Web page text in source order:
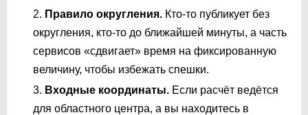
Правило округления. Кто-то публикует без
округления, кто-то до ближайшей минуты, а часть
сервисов «сдвигает» время на фиксированную
величину, чтобы избежать спешки.
Входные координаты. Если расчёт ведётся
для областного центра, а вы находитесь в